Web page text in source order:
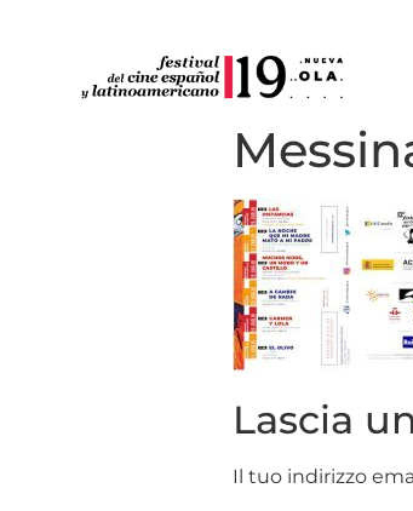
Lascia
Il tuo indirizzo